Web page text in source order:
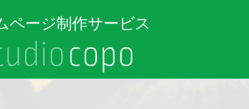
ページ制作サービス